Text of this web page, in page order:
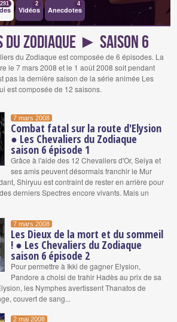
291
Vidéos
2
Anecdotes
4
du Zodiaque ► Saison 6
du Zodiaque est composée de 6 épisodes. La
le 7 mars 2008 et le 1 août 2008 soit pendant
pas la dernière saison de la série animée Les
est composée de 12 saisons.
7 mars 2008
Combat fatal sur la route d'Elysion
● Les Chevaliers du Zodiaque
saison 6 épisode 1
Grâce à l'aide des 12 Chevaliers d'Or, Seiya et
ses amis peuvent désormais franchir le Mur
Shiryuu est contraint de rester en arrière pour
derniers Spectres encore vivants. Mais un
7 mars 2008
Les Dieux de la mort et du sommeil
! ● Les Chevaliers du Zodiaque
saison 6 épisode 2
Pour permettre à Ikki de gagner Elysion,
Pandore a choisi de trahir Hadès au prix de sa
les Nymphes avertissent Thanatos de
couvert de sang...
2 mai 2008